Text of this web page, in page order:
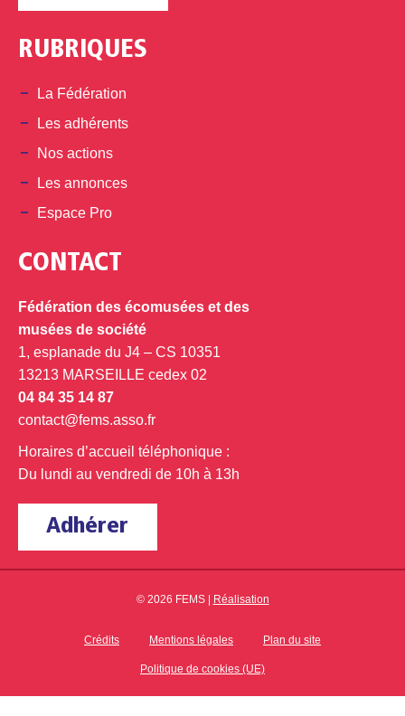
RUBRIQUES
La Fédération
Les adhérents
Nos actions
Les annonces
Espace Pro
CONTACT
Fédération des écomusées et des
musées de société
1, esplanade du J4 – CS 10351
13213 MARSEILLE cedex 02
04 84 35 14 87
contact@fems.asso.fr
Horaires d’accueil téléphonique :
Du lundi au vendredi de 10h à 13h
Adhérer
© 2026 FEMS | Réalisation
Crédits Mentions légales Plan du site
Politique de cookies (UE)